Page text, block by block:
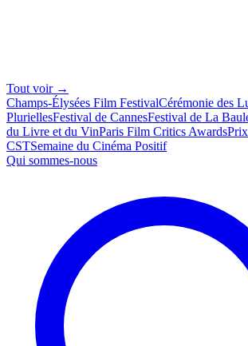
Tout voir →
Champs-Élysées Film FestivalCérémonie des
PluriellesFestival de CannesFestival de La
du Livre et du VinParis Film Critics Awards
CSTSemaine du Cinéma Positif
Qui sommes-nous